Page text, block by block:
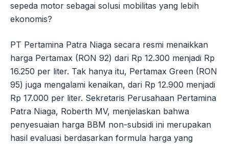
sepeda motor sebagai solusi mobilitas yang lebih
ekonomis?
PT Pertamina Patra Niaga secara resmi menaikkan
harga Pertamax (RON 92) dari Rp 12.300 menjadi Rp
16.250 per liter. Tak hanya itu, Pertamax Green (RON
95) juga mengalami kenaikan, dari Rp 12.900 menjadi
Rp 17.000 per liter. Sekretaris Perusahaan Pertamina
Patra Niaga, Roberth MV, menjelaskan bahwa
penyesuaian harga BBM non-subsidi ini merupakan
hasil evaluasi berdasarkan formula harga yang